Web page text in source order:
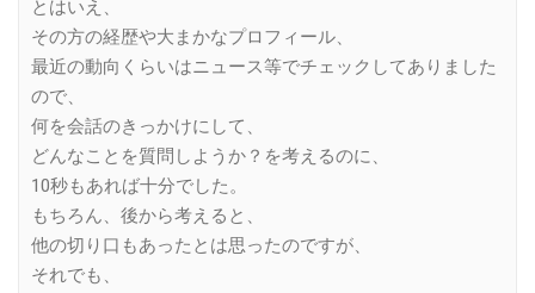
とはいえ、
その方の経歴や大まかなプロフィール、
最近の動向くらいはニュース等でチェックしてありました
ので、
何を会話のきっかけにして、
どんなことを質問しようか？を考えるのに、
10秒もあれば十分でした。
もちろん、後から考えると、
他の切り口もあったとは思ったのですが、
それでも、